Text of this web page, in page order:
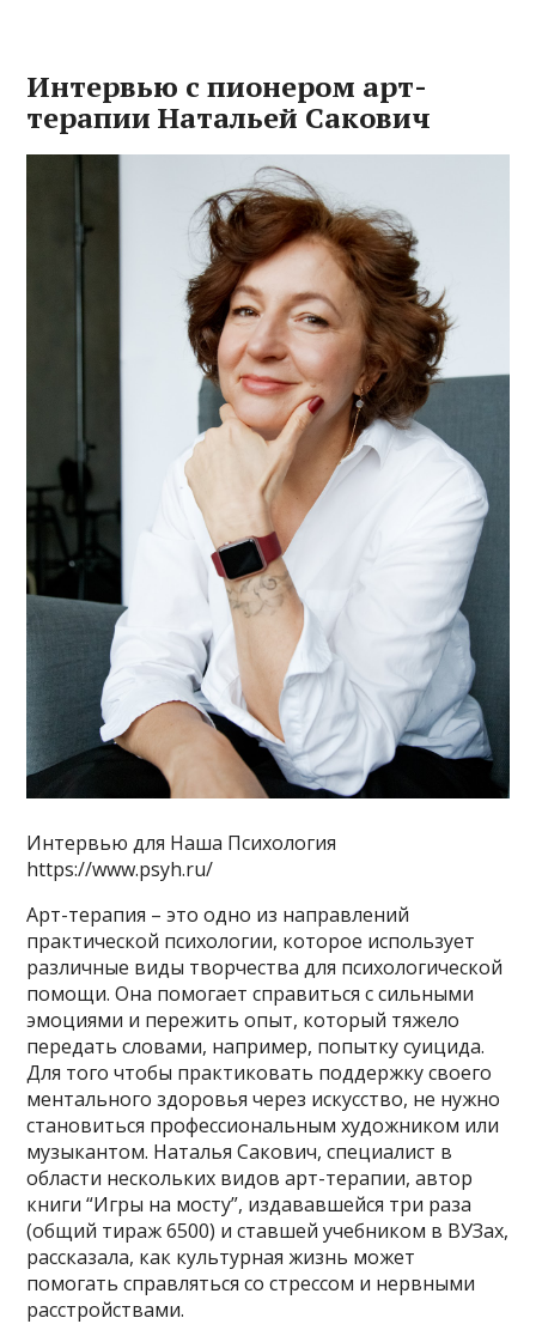
Интервью с пионером арт-
терапии Натальей Сакович
Интервью для Наша Психология
https://www.psyh.ru/
Арт-терапия – это одно из направлений
практической психологии, которое использует
различные виды творчества для психологической
помощи. Она помогает справиться с сильными
эмоциями и пережить опыт, который тяжело
передать словами, например, попытку суицида.
Для того чтобы практиковать поддержку своего
ментального здоровья через искусство, не нужно
становиться профессиональным художником или
музыкантом. Наталья Сакович, специалист в
области нескольких видов арт-терапии, автор
книги “Игры на мосту”, издававшейся три раза
(общий тираж 6500) и ставшей учебником в ВУЗах,
рассказала, как культурная жизнь может
помогать справляться со стрессом и нервными
расстройствами.